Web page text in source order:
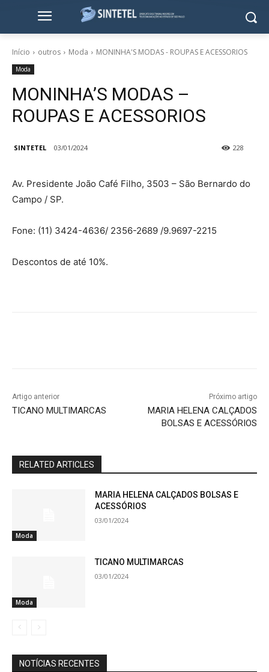
Início outros Moda MONINHA'S MODAS - ROUPAS E ACESSORIOS
Moda
MONINHA’S MODAS –
ROUPAS E ACESSORIOS
SINTETEL 03/01/2024 228
Av. Presidente João Café Filho, 3503 – São Bernardo do
Campo / SP.
Fone: (11) 3424-4636/ 2356-2689 /9.9697-2215
Descontos de até 10%.
Artigo anterior
TICANO MULTIMARCAS
Próximo artigo
MARIA HELENA CALÇADOS
BOLSAS E ACESSÓRIOS
RELATED ARTICLES
Moda
MARIA HELENA CALÇADOS BOLSAS E
ACESSÓRIOS
03/01/2024
Moda
TICANO MULTIMARCAS
03/01/2024
NOTÍCIAS RECENTES